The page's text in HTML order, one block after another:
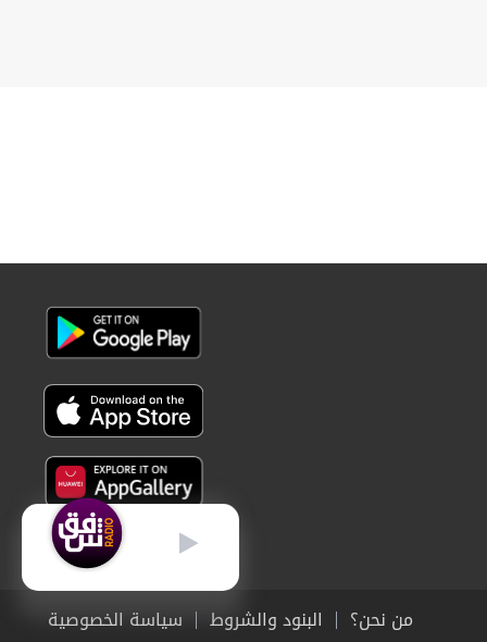
من نحن؟ البنود والشروط سياسة الخصوصية
عربي